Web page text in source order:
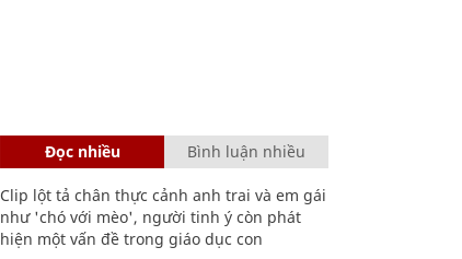
Đọc nhiều Bình luận nhiều
Clip lột tả chân thực cảnh anh trai và em gái
như 'chó với mèo', người tinh ý còn phát
hiện một vấn đề trong giáo dục con